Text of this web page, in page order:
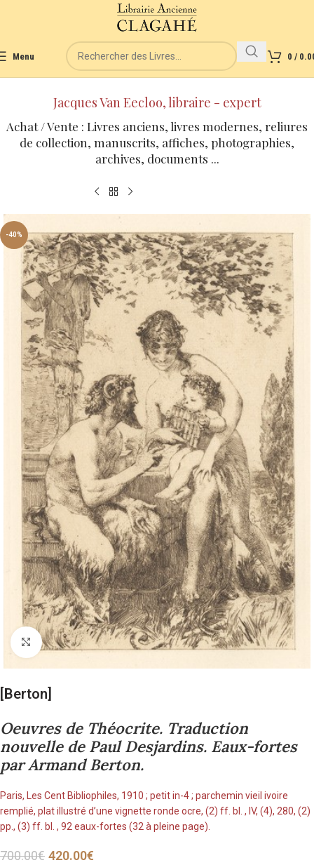
Menu 0 /
Jacques Van Eecloo, libraire - expert
Achat / Vente : Livres anciens, livres modernes, reliures
de collection, manuscrits, affiches, photographies,
archives, documents ...
-40%
Cliquez pour agrandir
[Berton]
Oeuvres de Théocrite. Traduction
nouvelle de Paul Desjardins. Eaux-fortes
par Armand Berton.
Paris, Les Cent Bibliophiles, 1910 ; petit in-4 ; parchemin vieil ivoire
remplié, plat illustré d’une vignette ronde ocre, (2) ff. bl. , IV, (4), 280, (2)
pp., (3) ff. bl. , 92 eaux-fortes (32 à pleine page).
700.00€ 420.00€